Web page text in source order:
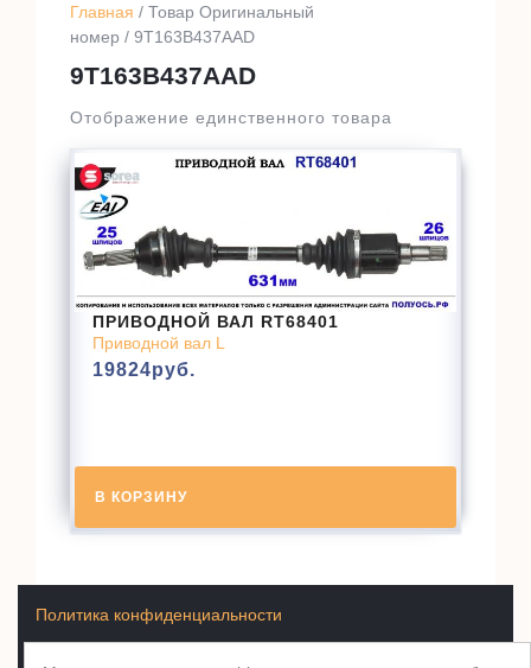
Главная / Товар Оригинальный
номер / 9T163B437AAD
9T163B437AAD
Отображение единственного товара
ПРИВОДНОЙ ВАЛ RT68401
Приводной вал L
19824руб.
В КОРЗИНУ
Политика конфиденциальности